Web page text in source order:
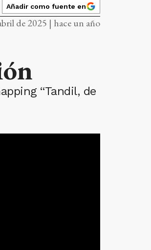
Añadir como fuente en
de 2025 | hace un año
“Tandil, de